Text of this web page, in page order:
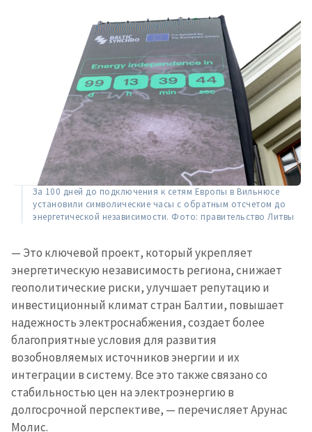
За 100 дней до подключения к сетям Европы в Вильнюсе
установили символические часы с обратным отсчетом до
энергетической независимости. Фото: правительство Литвы
— Это ключевой проект, который укрепляет
энергетическую независимость региона, снижает
геополитические риски, улучшает репутацию и
инвестиционный климат стран Балтии, повышает
надежность электроснабжения, создает более
благоприятные условия для развития
возобновляемых источников энергии и их
интеграции в систему. Все это также связано со
стабильностью цен на электроэнергию в
долгосрочной перспективе, — перечисляет Арунас
Молис.